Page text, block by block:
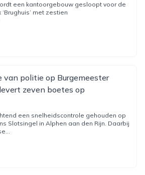
een kantoorgebouw gesloopt voor de
met zestien
van politie op Burgemeester
zeven boetes op
een snelheidscontrole gehouden op
Slotsingel in Alphen aan den Rijn. Daarbij